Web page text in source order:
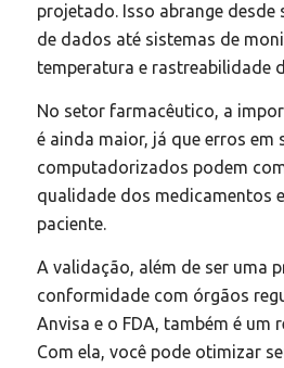
projetado. Isso abrange desde
de dados até sistemas de
temperatura e rastreabilidade
No setor farmacêutico, a
é ainda maior, já que erros em
computadorizados podem
qualidade dos medicamentos
paciente.
A validação, além de ser uma
conformidade com órgãos
Anvisa e o FDA, também é um
Com ela, você pode otimizar